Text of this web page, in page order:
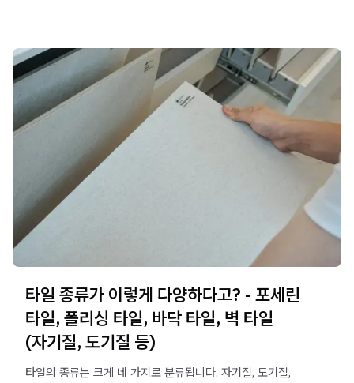
타일 종류가 이렇게 다양하다고? - 포세린
타일, 폴리싱 타일, 바닥 타일, 벽 타일
(자기질, 도기질 등)
타일의 종류는 크게 네 가지로 분류됩니다. 자기질, 도기질,